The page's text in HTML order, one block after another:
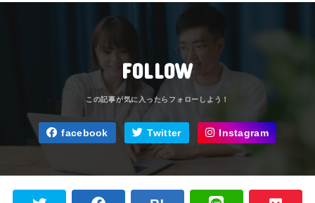
FOLLOW
facebook Twitter Instagram